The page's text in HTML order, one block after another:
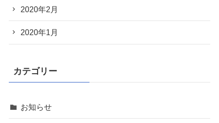
2020年2月
2020年1月
カテゴリー
お知らせ